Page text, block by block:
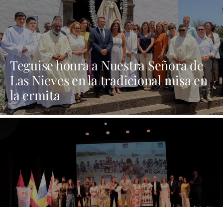
Teguise honra a Nuestra Señora de
Las Nieves en la tradicional misa en
la ermita